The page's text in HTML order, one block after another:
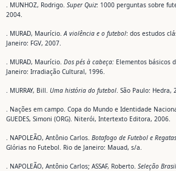
. MUNHOZ, Rodrigo. Super Quiz: 1000 perguntas sobre
2004.
. MURAD, Maurício.A violência e o futebol: dos estudos
Janeiro: FGV, 2007.
. MURAD, Maurício. Dos pés à cabeça: Elementos básicos
Janeiro: Irradiação Cultural, 1996.
. MURRAY, Bill. Uma história do futebol. São Paulo: Hedra,
. Nações em campo. Copa do Mundo e Identidade
GUEDES, Simoni (ORG). Niterói, Intertexto Editora, 2006.
. NAPOLEÃO, Antônio Carlos. Botafogo de Futebol e
Glórias no Futebol. Rio de Janeiro: Mauad, s/a.
. NAPOLEÃO, Antônio Carlos; ASSAF, Roberto. Seleção